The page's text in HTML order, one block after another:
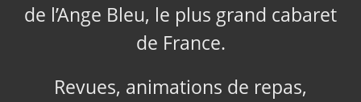
de l’Ange Bleu, le plus grand cabaret
de France.
Revues, animations de repas,